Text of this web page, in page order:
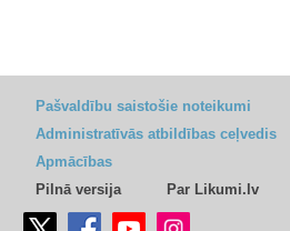
Pašvaldību saistošie noteikumi
Administratīvās atbildības ceļvedis
Apmācības
Pilnā versija
Par Likumi.lv